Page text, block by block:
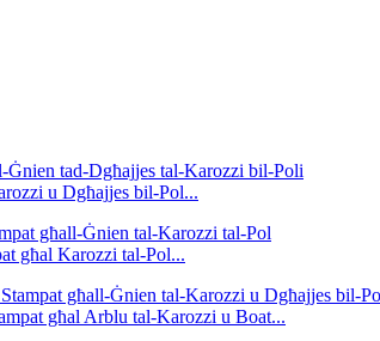
u Dgħajjes bil-Pol...
għal Karozzi tal-Pol...
għal Arblu tal-Karozzi u Boat...